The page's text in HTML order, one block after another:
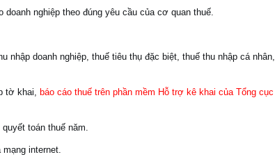
nghiệp theo đúng yêu cầu của cơ quan thuế.
nhập doanh nghiệp, thuế tiêu thụ đặc biệt, thuế thu nhập cá nhân,
tờ khai, báo cáo thuế trên phần mềm Hỗ trợ kê khai của Tổng cục
toán thuế năm.
internet.